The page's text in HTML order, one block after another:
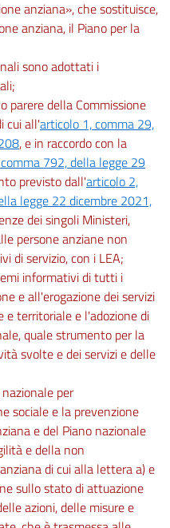
anziana», che sostituisce,
anziana, il Piano per la
sono adottati i
parere della Commissione
cui all'articolo 1, comma 29,
, e in raccordo con la
792, della legge 29
previsto dall'articolo 2,
legge 22 dicembre 2021,
dei singoli Ministeri,
persone anziane non
di servizio, con i LEA;
informativi di tutti i
e all'erogazione dei servizi
territoriale e l'adozione di
quale strumento per la
svolte e dei servizi e delle
per
sociale e la prevenzione
e del Piano nazionale
e della non
di cui alla lettera a) e
sullo stato di attuazione
azioni, delle misure e